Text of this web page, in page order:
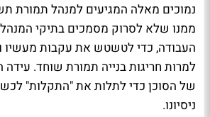
נמוכים מאלה המגיעים למנהל תמורת
ממנו שלא לסרוק מסמכים בתיקי
העבודה, כדי לטשטש את עקבות מעשיו
למרות חריגות בנייה תמורת שוחד.
של הסוכן כדי לתלות את "התקלות"
ניסיונו.